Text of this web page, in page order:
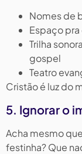
Nomes de
Espaço
Trilha
gospel
Teatro
Cristão é luz do
5. Ignorar o
Acha mesmo
festinha? Que